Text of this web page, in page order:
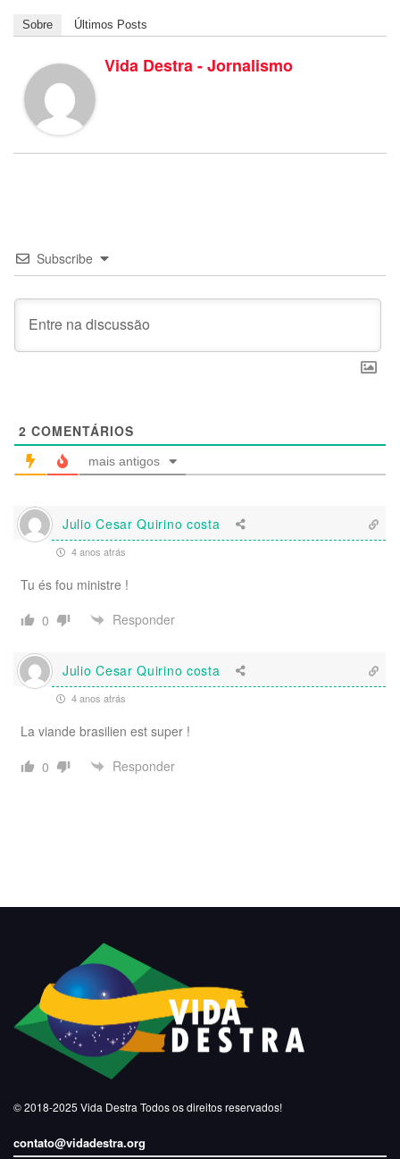
Sobre Últimos Posts
Vida Destra - Jornalismo
Subscribe
2 COMENTÁRIOS
mais antigos
Julio Cesar Quirino costa
4 anos atrás
Tu és fou ministre !
0
Responder
Julio Cesar Quirino costa
4 anos atrás
La viande brasilien est super !
0
Responder
© 2018-2025 Vida Destra Todos os direitos reservados!
contato@vidadestra.org